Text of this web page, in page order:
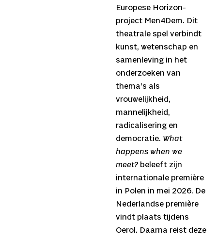
Europese Horizon-
project Men4Dem. Dit
theatrale spel verbindt
kunst, wetenschap en
samenleving in het
onderzoeken van
thema’s als
vrouwelijkheid,
mannelijkheid,
radicalisering en
democratie. What
happens when we
meet? beleeft zijn
internationale première
in Polen in mei 2026. De
Nederlandse première
vindt plaats tijdens
Oerol. Daarna reist deze